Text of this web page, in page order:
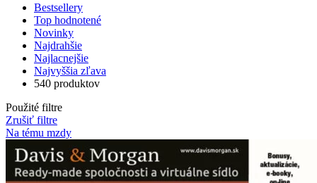
Bestsellery
Top hodnotené
Novinky
Najdrahšie
Najlacnejšie
Najvyššia zľava
540 produktov
Použité filtre
Zrušiť filtre
Na tému mzdy